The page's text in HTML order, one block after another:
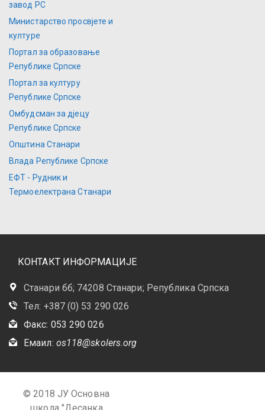
завод РС
Министарство просвјете и
културе
Портал за образовање
Републике Српске
Портал за културу
Републике Српске
Омбудсман за дјецу
Републике Српске
Општина Станари
Влада Републике Српске
ЕФТ - Рудник и
Термоелектрана Станари
КОНТАКТ ИНФОРМАЦИЈЕ
Станари бб; 74208 Станари; Република Српска
Тел: +387 (0) 53 290 026
Факс: 053 290 026
Емаил: os118@skolers.org
© 2018 ЈУ Основна